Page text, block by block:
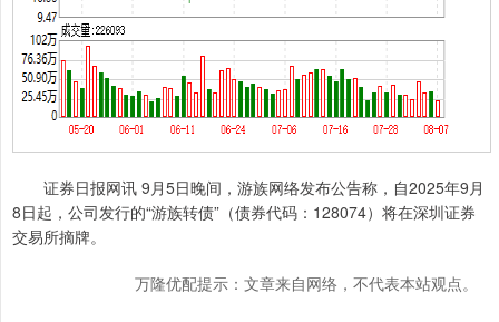
证券日报网讯 9月5日晚间，游族网络发布公告称，自2025年9月
8日起，公司发行的“游族转债”（债券代码：128074）将在深圳证券
交易所摘牌。
万隆优配提示：文章来自网络，不代表本站观点。